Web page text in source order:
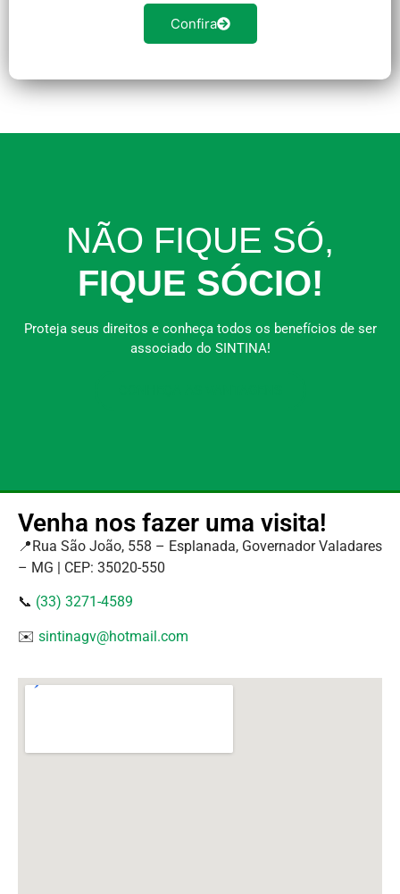
Confira
NÃO FIQUE SÓ,
FIQUE SÓCIO!
Proteja seus direitos e conheça todos os benefícios de ser
associado do SINTINA!
Venha nos fazer uma visita!
📍Rua São João, 558 – Esplanada, Governador Valadares
– MG | CEP: 35020-550
📞 (33) 3271-4589
✉️ sintinagv@hotmail.com